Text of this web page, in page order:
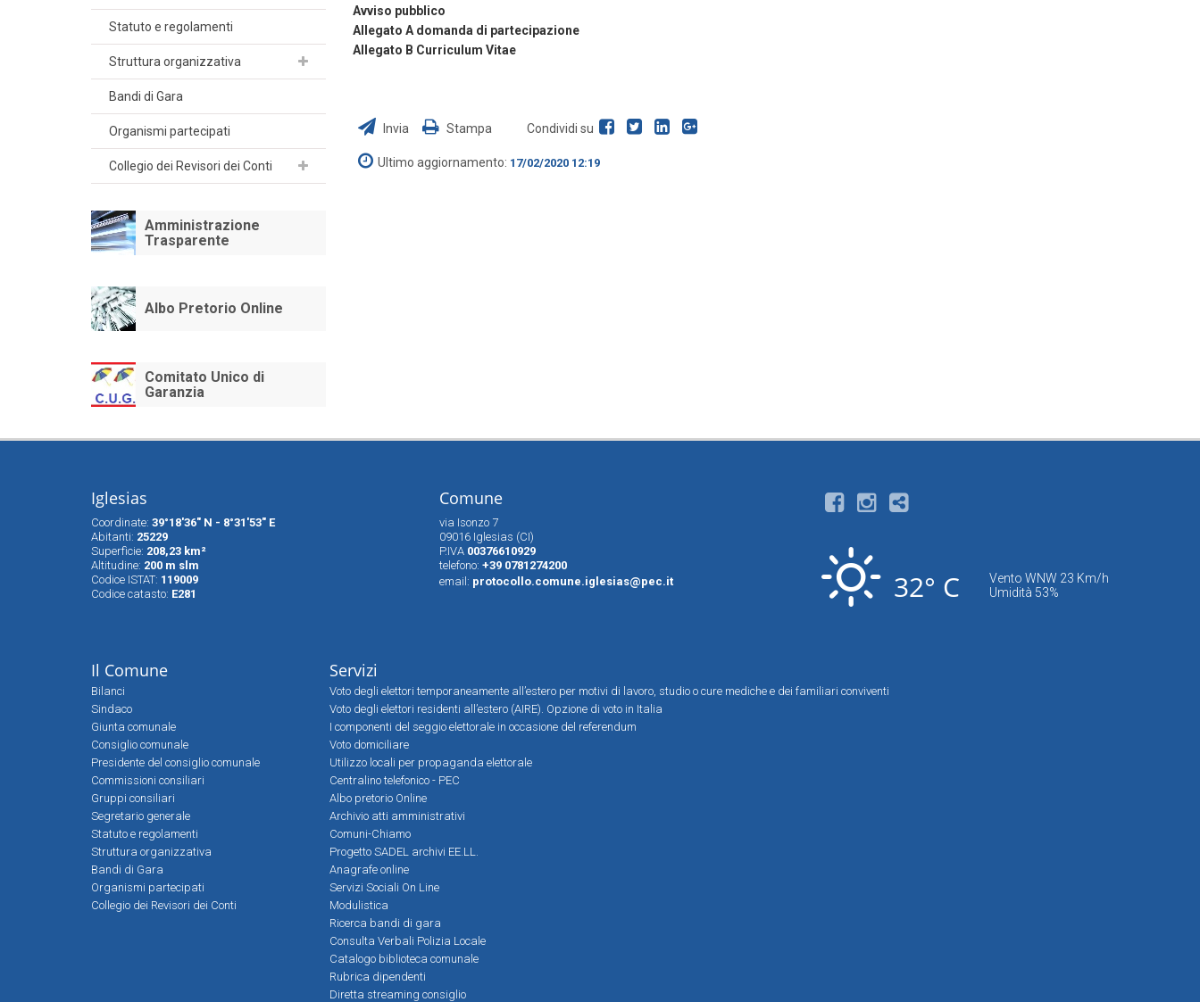
Statuto e regolamenti
Struttura organizzativa
Bandi di Gara
Organismi partecipati
Collegio dei Revisori dei Conti
Amministrazione
Trasparente
Albo Pretorio Online
Comitato Unico di
Garanzia
Avviso pubblico
Allegato A domanda di partecipazione
Allegato B Curriculum Vitae
Invia Stampa Condividi su
Ultimo aggiornamento: 17/02/2020 12:19
Iglesias
Coordinate: 39°18'36" N - 8°31'53" E
Abitanti: 25229
Superfìcie: 208,23 km²
Altitudine: 200 m slm
Codice ISTAT: 119009
Codice catasto: E281
Comune
via Isonzo 7
09016 Iglesias (CI)
P.IVA 00376610929
telefono: +39 0781274200
email: protocollo.comune.iglesias@pec.it 32° C
Vento WNW 23 Km/h
Umidità 53%
Il Comune
Bilanci
Sindaco
Giunta comunale
Consiglio comunale
Presidente del consiglio comunale
Commissioni consiliari
Gruppi consiliari
Segretario generale
Statuto e regolamenti
Struttura organizzativa
Bandi di Gara
Organismi partecipati
Collegio dei Revisori dei Conti
Servizi
Voto degli elettori temporaneamente all’estero per motivi di lavoro, studio o cure mediche e dei familiari conviventi
Voto degli elettori residenti all’estero (AIRE). Opzione di voto in Italia
I componenti del seggio elettorale in occasione del referendum
Voto domiciliare
Utilizzo locali per propaganda elettorale
Centralino telefonico - PEC
Albo pretorio Online
Archivio atti amministrativi
Comuni-Chiamo
Progetto SADEL archivi EE.LL.
Anagrafe online
Servizi Sociali On Line
Modulistica
Ricerca bandi di gara
Consulta Verbali Polizia Locale
Catalogo biblioteca comunale
Rubrica dipendenti
Diretta streaming consiglio